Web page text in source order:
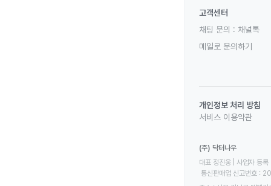
고객센터
채팅 문의 : 채널톡
메일로 문의하기
개인정보 처리 방침
서비스 이용약관
(주) 닥터나우
대표 정진웅 | 사업자
통신판매업 신고번호